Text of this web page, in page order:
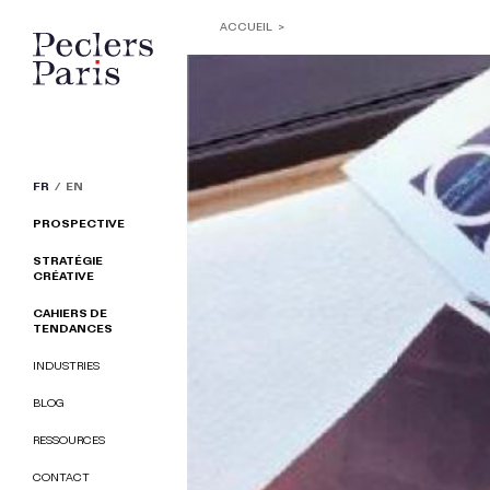
FR
EN
PROSPECTIVE
STRATÉGIE
CRÉATIVE
CAHIERS DE
TENDANCES
INDUSTRIES
BLOG
RESSOURCES
CONTACT
ACCUEIL